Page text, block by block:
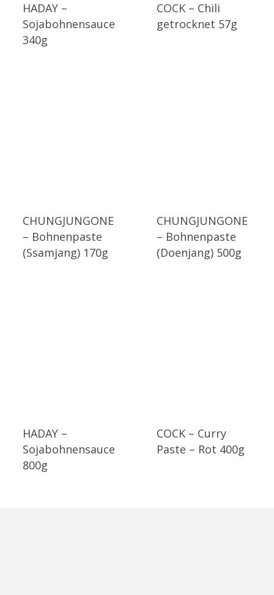
HADAY –
Sojabohnensauce
340g
COCK – Chili
getrocknet 57g
CHUNGJUNGONE
– Bohnenpaste
(Ssamjang) 170g
CHUNGJUNGONE
– Bohnenpaste
(Doenjang) 500g
HADAY –
Sojabohnensauce
800g
COCK – Curry
Paste – Rot 400g